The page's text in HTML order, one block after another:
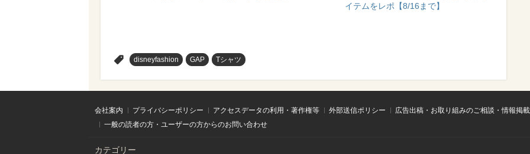
イテムをレポ【8/16まで】
disneyfashion GAP Tシャツ
会社案内 プライバシーポリシー アクセスデータの利用・著作権等 外部送信ポリシー
広告出稿・お取り組みのご相談・情報掲
一般の読者の方・ユーザーの方からのお問い合わせ
カテゴリー